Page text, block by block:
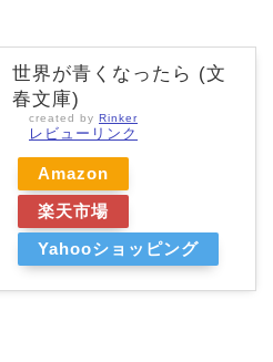
世界が青くなったら (文
春文庫)
created by Rinker
レビューリンク
Amazon
楽天市場
Yahooショッピング